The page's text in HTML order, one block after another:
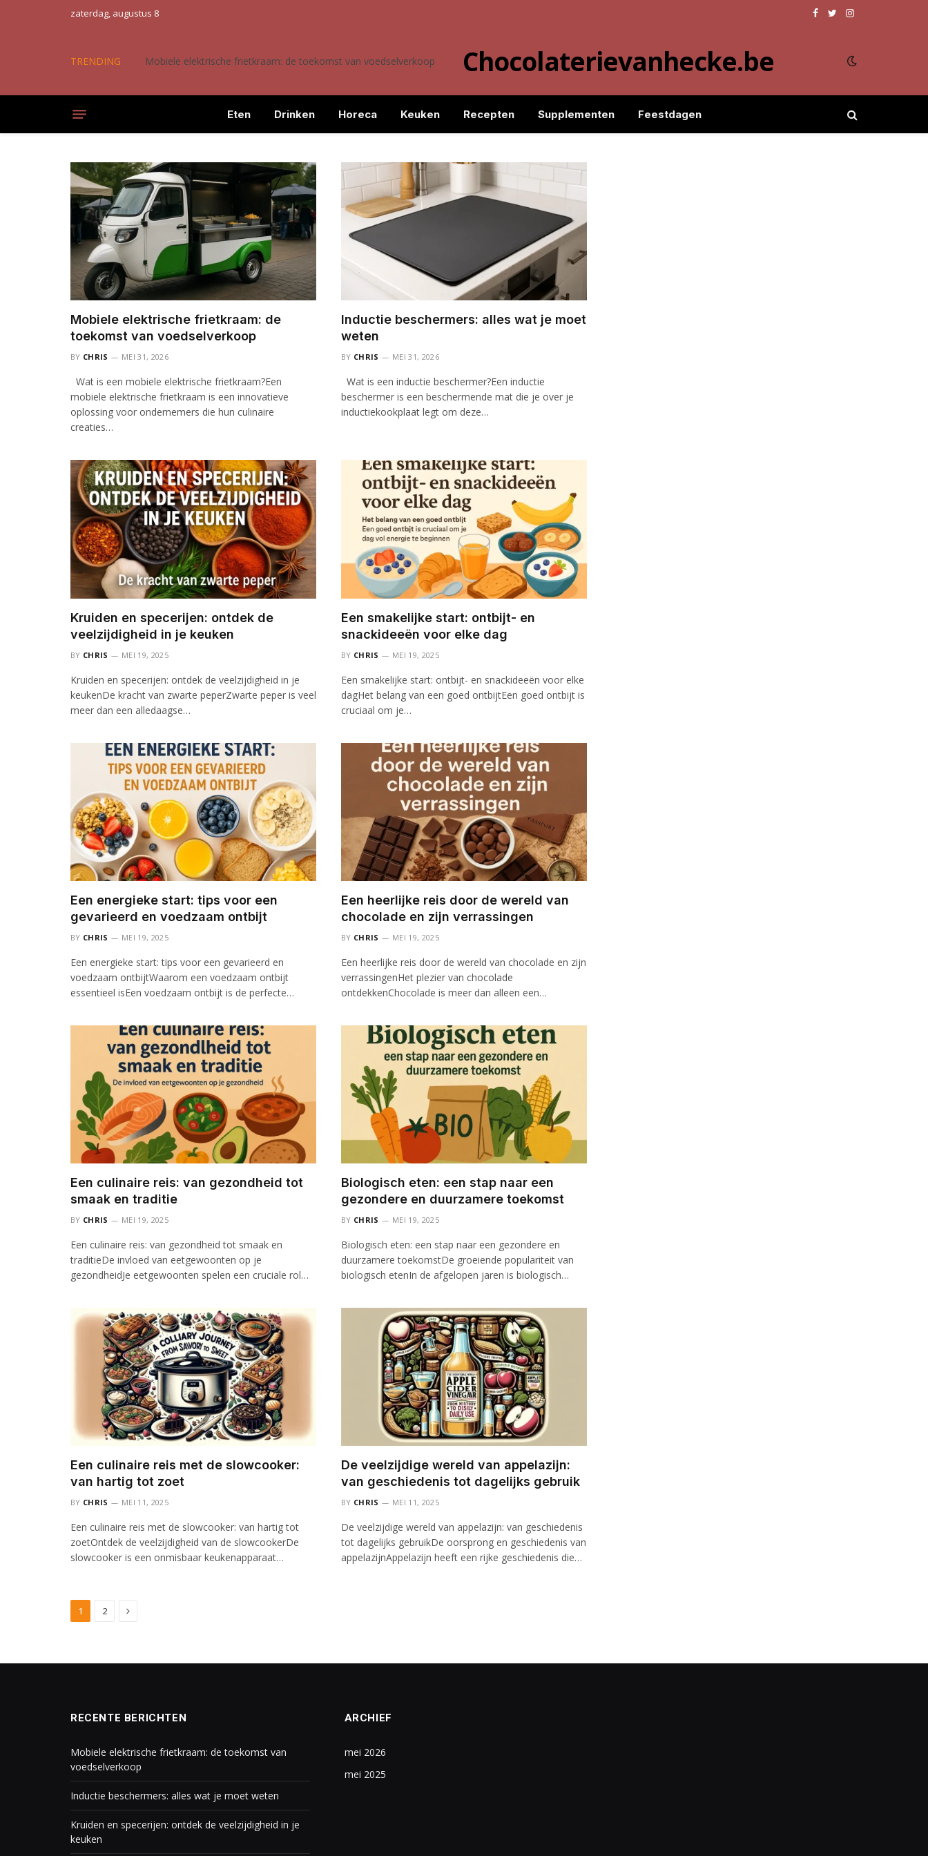
zaterdag, augustus 8 Facebook
TwitterInstagram
TRENDING Mobiele elektrische frietkraam: de toekomst van voedselverkoop Chocolaterievanhecke.be
Eten Drinken Horeca Keuken Recepten Supplementen Feestdagen
Mobiele elektrische frietkraam: de
toekomst van voedselverkoop
BY CHRIS MEI 31, 2026
Wat is een mobiele elektrische frietkraam?Een
mobiele elektrische frietkraam is een innovatieve
oplossing voor ondernemers die hun culinaire
creaties…
Inductie beschermers: alles wat je moet
weten
BY CHRIS MEI 31, 2026
Wat is een inductie beschermer?Een inductie
beschermer is een beschermende mat die je over je
inductiekookplaat legt om deze…
Kruiden en specerijen: ontdek de
veelzijdigheid in je keuken
BY CHRIS MEI 19, 2025
Kruiden en specerijen: ontdek de veelzijdigheid in je
keukenDe kracht van zwarte peperZwarte peper is veel
meer dan een alledaagse…
Een smakelijke start: ontbijt- en
snackideeën voor elke dag
BY CHRIS MEI 19, 2025
Een smakelijke start: ontbijt- en snackideeën voor elke
dagHet belang van een goed ontbijtEen goed ontbijt is
cruciaal om je…
Een energieke start: tips voor een
gevarieerd en voedzaam ontbijt
BY CHRIS MEI 19, 2025
Een energieke start: tips voor een gevarieerd en
voedzaam ontbijtWaarom een voedzaam ontbijt
essentieel isEen voedzaam ontbijt is de perfecte…
Een heerlijke reis door de wereld van
chocolade en zijn verrassingen
BY CHRIS MEI 19, 2025
Een heerlijke reis door de wereld van chocolade en zijn
verrassingenHet plezier van chocolade
ontdekkenChocolade is meer dan alleen een…
Een culinaire reis: van gezondheid tot
smaak en traditie
BY CHRIS MEI 19, 2025
Een culinaire reis: van gezondheid tot smaak en
traditieDe invloed van eetgewoonten op je
gezondheidJe eetgewoonten spelen een cruciale rol…
Biologisch eten: een stap naar een
gezondere en duurzamere toekomst
BY CHRIS MEI 19, 2025
Biologisch eten: een stap naar een gezondere en
duurzamere toekomstDe groeiende populariteit van
biologisch etenIn de afgelopen jaren is biologisch…
Een culinaire reis met de slowcooker:
van hartig tot zoet
BY CHRIS MEI 11, 2025
Een culinaire reis met de slowcooker: van hartig tot
zoetOntdek de veelzijdigheid van de slowcookerDe
slowcooker is een onmisbaar keukenapparaat…
De veelzijdige wereld van appelazijn:
van geschiedenis tot dagelijks gebruik
BY CHRIS MEI 11, 2025
De veelzijdige wereld van appelazijn: van geschiedenis
tot dagelijks gebruikDe oorsprong en geschiedenis van
appelazijnAppelazijn heeft een rijke geschiedenis die…
1 2 Next
RECENTE BERICHTEN
Mobiele elektrische frietkraam: de toekomst van
voedselverkoop
Inductie beschermers: alles wat je moet weten
Kruiden en specerijen: ontdek de veelzijdigheid in je
keuken
ARCHIEF
mei 2026
mei 2025